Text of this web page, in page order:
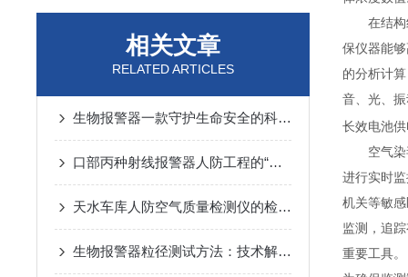
相关文章
RELATED ARTICLES
生物报警器一款守护生命安全的科技哨兵
口部丙种射线报警器人防工程的“核生化”哨兵
天水车库人防空气质量检测仪的检测方法
生物报警器粒径测试方法：技术解析与应用要点
在结
保仪器能
的分析计
音、光、
长效电池
空气
进行实时
机关等敏
监测，追
重要工具。